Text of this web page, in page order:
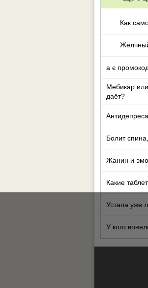
Как
а є
Мебикар
даёт?
Болит
Жанин и
Какие
Устала уже
У кого